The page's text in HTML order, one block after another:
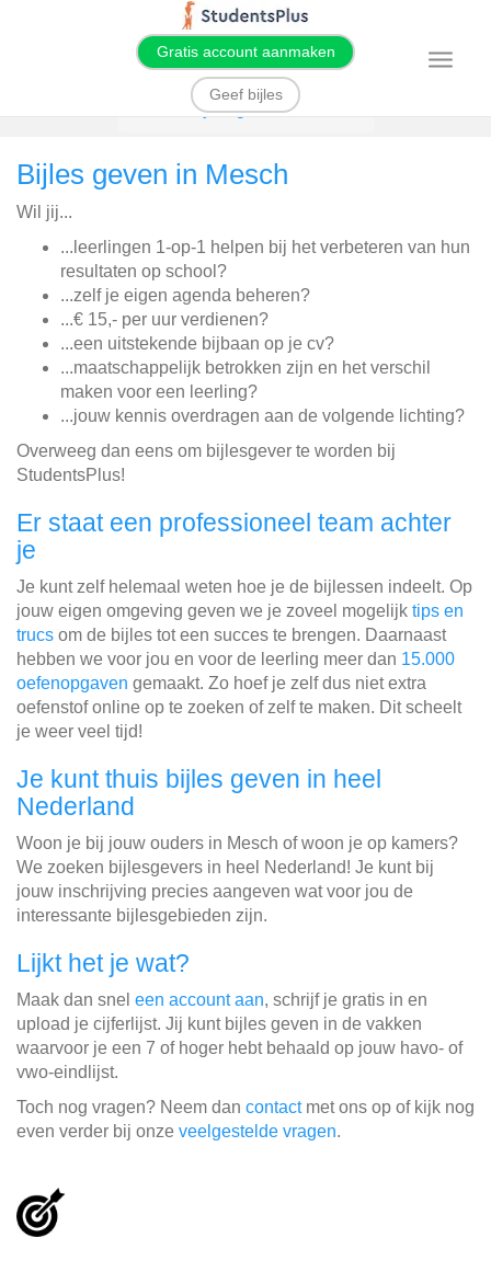
Gratis account aanmaken
Geef bijles
T
l
t
Bijles geven
Bijles geven in Mesch
Wil jij...
...leerlingen 1-op-1 helpen bij het verbeteren van hun
resultaten op school?
...zelf je eigen agenda beheren?
...€ 15,- per uur verdienen?
...een uitstekende bijbaan op je cv?
...maatschappelijk betrokken zijn en het verschil
maken voor een leerling?
...jouw kennis overdragen aan de volgende lichting?
Overweeg dan eens om bijlesgever te worden bij
StudentsPlus!
Er staat een professioneel team achter
je
Je kunt zelf helemaal weten hoe je de bijlessen indeelt. Op
jouw eigen omgeving geven we je zoveel mogelijk tips en
trucs om de bijles tot een succes te brengen. Daarnaast
hebben we voor jou en voor de leerling meer dan 15.000
oefenopgaven gemaakt. Zo hoef je zelf dus niet extra
oefenstof online op te zoeken of zelf te maken. Dit scheelt
je weer veel tijd!
Je kunt thuis bijles geven in heel
Nederland
Woon je bij jouw ouders in Mesch of woon je op kamers?
We zoeken bijlesgevers in heel Nederland! Je kunt bij
jouw inschrijving precies aangeven wat voor jou de
interessante bijlesgebieden zijn.
Lijkt het je wat?
Maak dan snel een account aan, schrijf je gratis in en
upload je cijferlijst. Jij kunt bijles geven in de vakken
waarvoor je een 7 of hoger hebt behaald op jouw havo- of
vwo-eindlijst.
Toch nog vragen? Neem dan contactmet ons op of kijk nog
even verder bij onze veelgestelde vragen.